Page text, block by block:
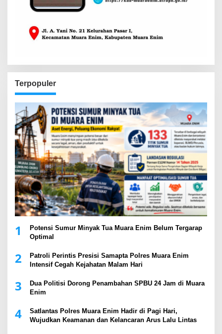
Terpopuler
1
Potensi Sumur Minyak Tua Muara Enim Belum Tergarap
Optimal
2
Patroli Perintis Presisi Samapta Polres Muara Enim
Intensif Cegah Kejahatan Malam Hari
3
Dua Politisi Dorong Penambahan SPBU 24 Jam di Muara
Enim
4
Satlantas Polres Muara Enim Hadir di Pagi Hari,
Wujudkan Keamanan dan Kelancaran Arus Lalu Lintas